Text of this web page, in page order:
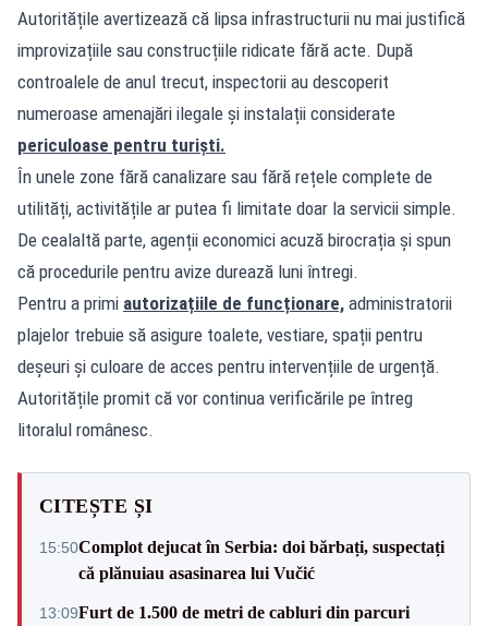
Autoritățile avertizează că lipsa infrastructurii nu mai justifică
improvizațiile sau construcțiile ridicate fără acte. După
controalele de anul trecut, inspectorii au descoperit
numeroase amenajări ilegale și instalații considerate
periculoase pentru turiști.
În unele zone fără canalizare sau fără rețele complete de
utilități, activitățile ar putea fi limitate doar la servicii simple.
De cealaltă parte, agenții economici acuză birocrația și spun
că procedurile pentru avize durează luni întregi.
Pentru a primi autorizațiile de funcționare, administratorii
plajelor trebuie să asigure toalete, vestiare, spații pentru
deșeuri și culoare de acces pentru intervențiile de urgență.
Autoritățile promit că vor continua verificările pe întreg
litoralul românesc.
CITEȘTE ȘI
15:50Complot dejucat în Serbia: doi bărbați, suspectați
că plănuiau asasinarea lui Vučić
13:09Furt de 1.500 de metri de cabluri din parcuri